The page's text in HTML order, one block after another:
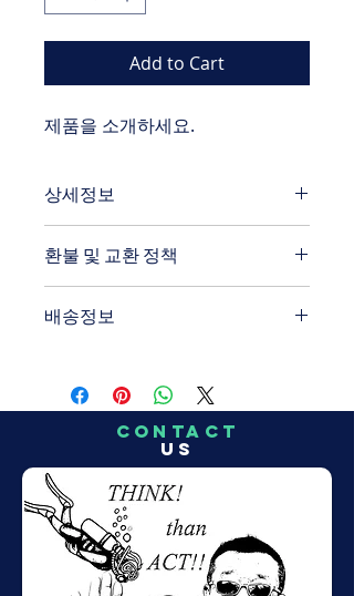
Add to Cart
제품을 소개하세요.
상세정보
품의 크기, 재질, 관리방법 등 친절하고
상세한 설명은 구매에 대한 확신을 심
어줍니다. 제품의 어떤 부분이 소비자
들에게 어필할 것인지 우선순위를 잘
환불 및 교환 정책
에게 유용한 추가 제품 정보를 제공하
배송정보
용 등 정확하고 깔끔한 설명은 소비자
들에게 내 제품 구매에 대한 확신을 심
어줍니다. CONTACT
US